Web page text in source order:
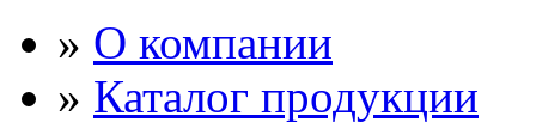
» О компании
» Каталог продукции